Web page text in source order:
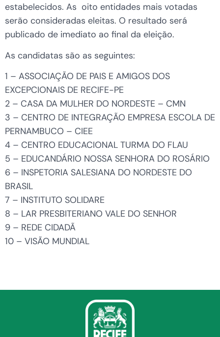
estabelecidos. As oito entidades mais votadas
serão consideradas eleitas. O resultado será
publicado de imediato ao final da eleição.
As candidatas são as seguintes:
1 – ASSOCIAÇÃO DE PAIS E AMIGOS DOS
EXCEPCIONAIS DE RECIFE-PE
2 – CASA DA MULHER DO NORDESTE – CMN
3 – CENTRO DE INTEGRAÇÃO EMPRESA ESCOLA DE
PERNAMBUCO – CIEE
4 – CENTRO EDUCACIONAL TURMA DO FLAU
5 – EDUCANDÁRIO NOSSA SENHORA DO ROSÁRIO
6 – INSPETORIA SALESIANA DO NORDESTE DO
BRASIL
7 – INSTITUTO SOLIDARE
8 – LAR PRESBITERIANO VALE DO SENHOR
9 – REDE CIDADÃ
10 – VISÃO MUNDIAL